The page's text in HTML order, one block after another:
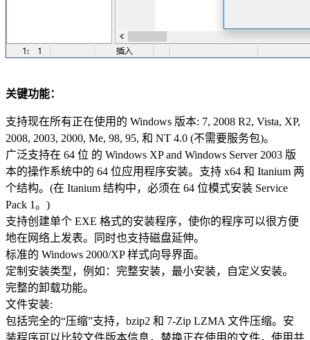
关键功能：
支持现在所有正在使用的 Windows 版本: 7, 2008 R2, Vista, XP,
2008, 2003, 2000, Me, 98, 95, 和 NT 4.0 (不需要服务包)。
广泛支持在 64 位 的 Windows XP and Windows Server 2003 版
本的操作系统中的 64 位应用程序安装。支持 x64 和 Itanium 两
个结构。(在 Itanium 结构中，必须在 64 位模式安装 Service
Pack 1。)
支持创建单个 EXE 格式的安装程序，使你的程序可以很方便
地在网络上发表。同时也支持磁盘延伸。
标准的 Windows 2000/XP 样式向导界面。
定制安装类型，例如：完整安装，最小安装，自定义安装。
完整的卸载功能。
文件安装:
包括完全的“压缩”支持，bzip2 和 7-Zip LZMA 文件压缩。安
装程序可以比较文件版本信息，替换正在使用的文件，使用共